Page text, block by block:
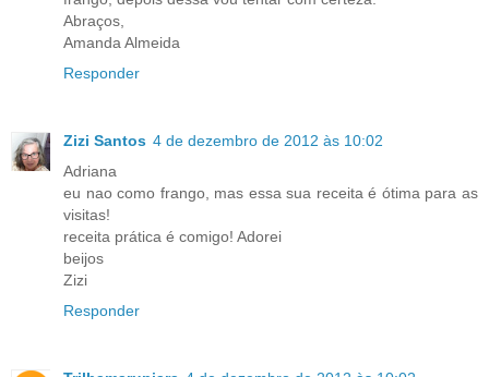
Abraços,
Amanda Almeida
Responder
Zizi Santos 4 de dezembro de 2012 às 10:02
Adriana
eu nao como frango, mas essa sua receita é ótima para as
visitas!
receita prática é comigo! Adorei
beijos
Zizi
Responder